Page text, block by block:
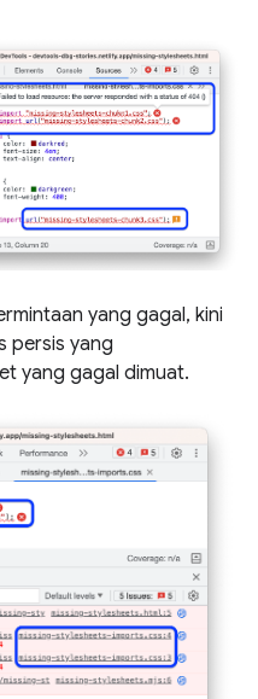
yang gagal, kini
persis yang
yang gagal dimuat.